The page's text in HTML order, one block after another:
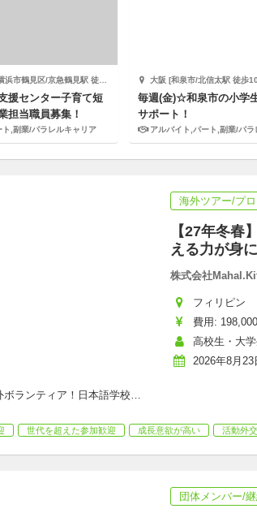
見区/京急鶴見駅 徒歩2分] サードプレイス
援センター子育て短
担当職員募集！
ト,副業/パラレルキャリア
大阪 [和泉市/北信太駅 徒歩10分] 株式会社エデュケーショナ
毎週(金)☆和泉市の小学
サポート！
アルバイト,パート,副業/パラレル
海外ツアー/プ
【27年冬春
える力が身
株式会社
フィリピン
費用:
高校生・大
2026年8月
ボランティア！日本語学校…
世代を超えた参加歓迎 成長意欲が高い 活動外
団体メンバー/